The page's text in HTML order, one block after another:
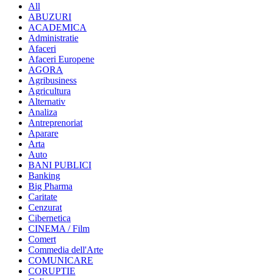
All
ABUZURI
ACADEMICA
Administratie
Afaceri
Afaceri Europene
AGORA
Agribusiness
Agricultura
Alternativ
Analiza
Antreprenoriat
Aparare
Arta
Auto
BANI PUBLICI
Banking
Big Pharma
Caritate
Cenzurat
Cibernetica
CINEMA / Film
Comert
Commedia dell'Arte
COMUNICARE
CORUPTIE